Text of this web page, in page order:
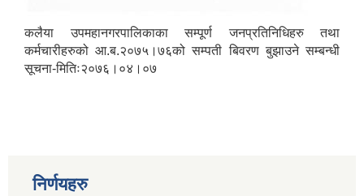
कलैया उपमहानगरपालिकाका सम्पूर्ण जनप्रतिनिधिहरु तथा
कर्मचारीहरुको आ.ब.२०७५।७६को सम्पती बिवरण बुझाउने सम्बन्धी
सूचना-मितिः२०७६।०४।०७
निर्णयहरु